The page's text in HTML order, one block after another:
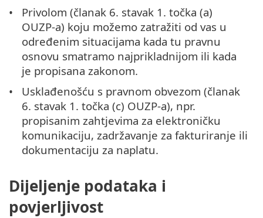
Privolom (članak 6. stavak 1. točka (a)
OUZP-a) koju možemo zatražiti od vas u
određenim situacijama kada tu pravnu
osnovu smatramo najprikladnijom ili kada
je propisana zakonom.
Usklađenošću s pravnom obvezom (članak
6. stavak 1. točka (c) OUZP-a), npr.
propisanim zahtjevima za elektroničku
komunikaciju, zadržavanje za fakturiranje ili
dokumentaciju za naplatu.
Dijeljenje podataka i
povjerljivost